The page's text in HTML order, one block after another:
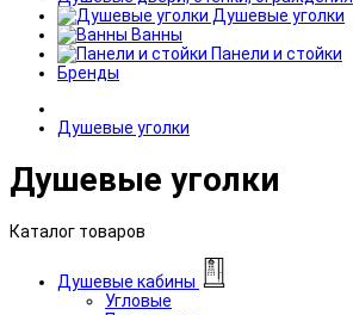
Душевые уголки
Ванны
Панели и стойки
Бренды
Душевые уголки
Душевые уголки
Каталог товаров
Душевые кабины
Угловые